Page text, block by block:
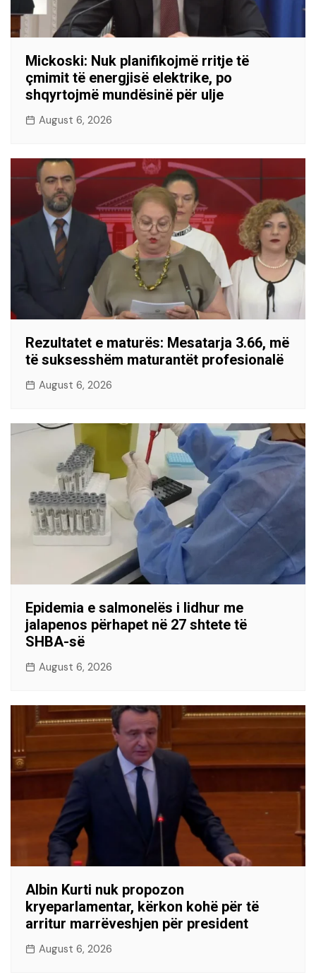
Mickoski: Nuk planifikojmë rritje të
çmimit të energjisë elektrike, po
shqyrtojmë mundësinë për ulje
August 6, 2026
Rezultatet e maturës: Mesatarja 3.66, më
të suksesshëm maturantët profesionalë
August 6, 2026
Epidemia e salmonelës i lidhur me
jalapenos përhapet në 27 shtete të
SHBA-së
August 6, 2026
Albin Kurti nuk propozon
kryeparlamentar, kërkon kohë për të
arritur marrëveshjen për president
August 6, 2026